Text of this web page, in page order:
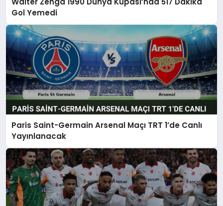
Gol Yemedi
Paris Saint-Germain Arsenal Maçı TRT 1’de Canlı
Yayınlanacak